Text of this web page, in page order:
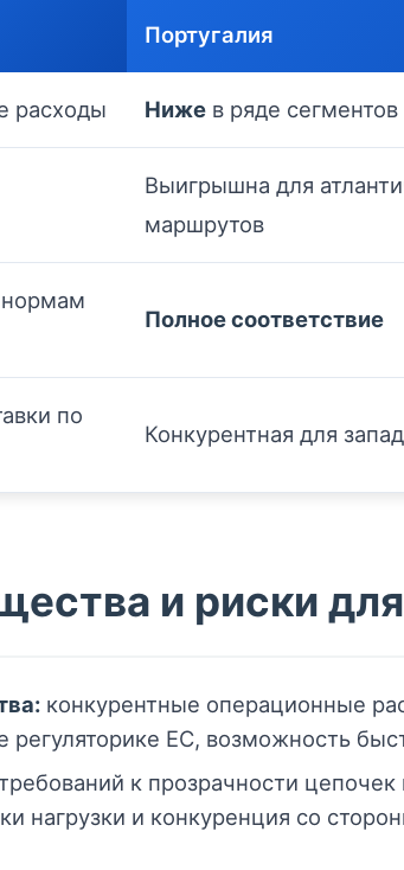
Португалия
расходы Ниже в ряде
Выигрышна для
маршрутов
нормам
Полное соответствие
по
Конкурентная для
и риски
конкурентные операционные
регуляторике ЕС, возможность
к прозрачности
нагрузки и конкуренция со